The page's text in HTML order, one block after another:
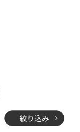
絞り込み